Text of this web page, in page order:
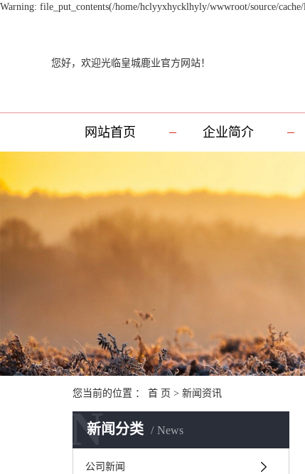
Warning: file_put_contents(/home/hclyyxhycklhyly/wwwroot/source/
您好，欢迎光临皇城鹿业官方网站！
网站首页 企业简介
您当前的位置 ： 首 页 > 新闻资讯
新闻分类 News
N
公司新闻